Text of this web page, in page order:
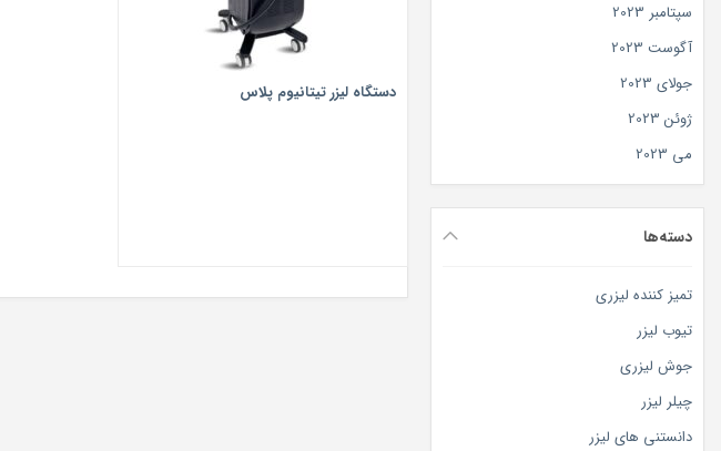
سپتامبر 2023
آگوست 2023
جولای 2023
ژوئن 2023
می 2023
دسته‌ها
تمیز کننده لیزری
تیوب لیزر
جوش لیزری
چیلر لیزر
دانستنی های لیزر
دستگاه لیزر تیتانیوم پلاس